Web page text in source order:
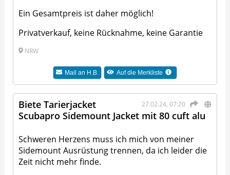
Ein Gesamtpreis ist daher möglich!
Privatverkauf, keine Rücknahme, keine Garantie
NRW
Mail an H.B. Auf die Merkliste
27.02.24, 07:20
Biete Tarierjacket
Scubapro Sidemount Jacket mit 80 cuft alu
Schweren Herzens muss ich mich von meiner
Sidemount Ausrüstung trennen, da ich leider die
Zeit nicht mehr finde.